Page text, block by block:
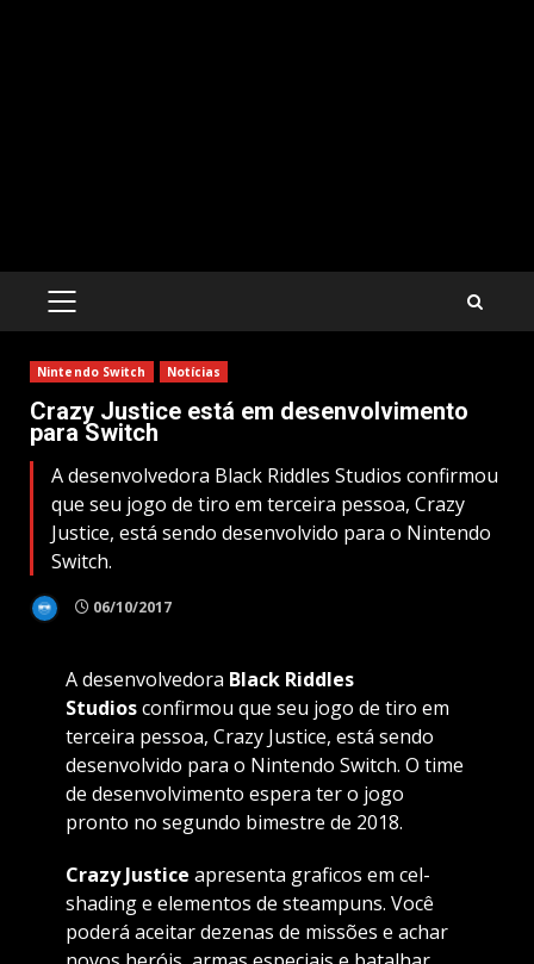
PRIMARY
Nintendo Switch Notícias
Crazy Justice está em desenvolvimento
para Switch
A desenvolvedora Black Riddles Studios confirmou
que seu jogo de tiro em terceira pessoa, Crazy
Justice, está sendo desenvolvido para o Nintendo
Switch.
06/10/2017
A desenvolvedora Black Riddles
Studiosconfirmou que seu jogo de tiro em
terceira pessoa, Crazy Justice, está sendo
desenvolvido para o Nintendo Switch. O time
de desenvolvimento espera ter o jogo
pronto no segundo bimestre de 2018.
Crazy Justice apresenta graficos em cel-
shading e elementos de steampuns. Você
poderá aceitar dezenas de missões e achar